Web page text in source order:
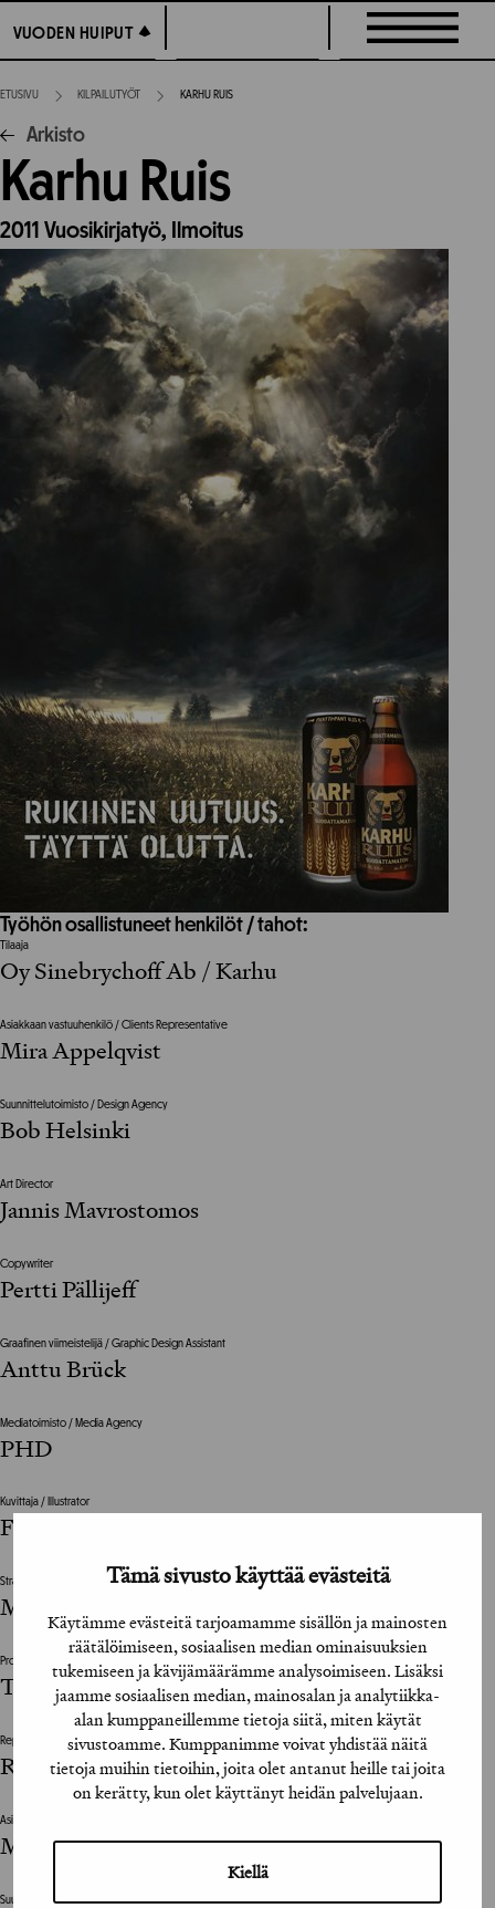
Tämä sivusto käyttää evästeitä
Käytämme evästeitä tarjoamamme sisällön ja mainosten
räätälöimiseen, sosiaalisen median ominaisuuksien
tukemiseen ja kävijämäärämme analysoimiseen. Lisäksi
jaamme sosiaalisen median, mainosalan ja analytiikka-
alan kumppaneillemme tietoja siitä, miten käytät
sivustoamme. Kumppanimme voivat yhdistää näitä
tietoja muihin tietoihin, joita olet antanut heille tai joita
on kerätty, kun olet käyttänyt heidän palvelujaan.
Kiellä
suoraan
sisältöön
VUODEN HUIPUT
VUODEN HUIPUT
ETUSIVU KILPAILUTYÖT KARHU RUIS
Arkisto
Karhu Ruis
2011 Vuosikirjatyö, Ilmoitus
Työhön osallistuneet henkilöt / tahot:
Tilaaja
Oy Sinebrychoff Ab / Karhu
Asiakkaan vastuuhenkilö / Clients Representative
Mira Appelqvist
Suunnittelutoimisto / Design Agency
Bob Helsinki
Art Director
Jannis Mavrostomos
Copywriter
Pertti Pällijeff
Graafinen viimeistelijä / Graphic Design Assistant
Anttu Brück
Mediatoimisto / Media Agency
PHD
Kuvittaja / Illustrator
Fake Graphics
Strategiajohtaja / Strategy Manager
Mikko Hovi
Projektinjohto / Project Management
Teija Järvinen, Miia Länsimäki
Repro / Reproduction
Reprostudio & Heku Oy
Asiakkaan vastuuhenkilö / Clients Representative
Mira Appelqvist
Suunnittelutoimisto / Design Agency